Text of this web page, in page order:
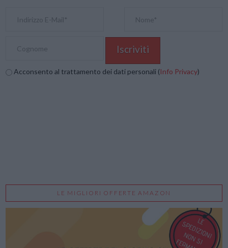
Acconsento al trattamento dei dati personali (Info Privacy)
LE MIGLIORI OFFERTE AMAZON